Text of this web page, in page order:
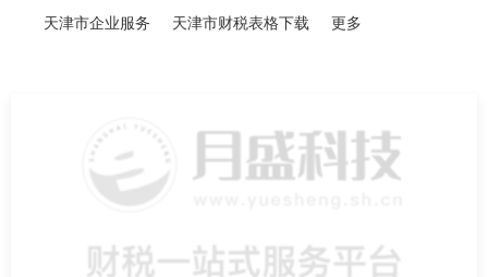
天津市企业服务 天津市财税表格下载 更多